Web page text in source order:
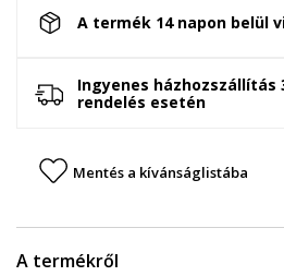
A termék 14 napon belül
Ingyenes házhozszállítás
rendelés esetén
Mentés a kívánságlistába
A termékről